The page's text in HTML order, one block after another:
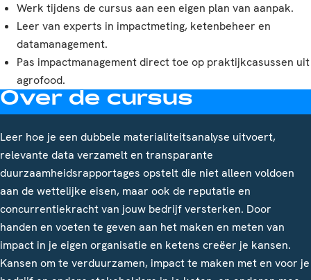
Werk tijdens de cursus aan een eigen plan van aanpak.
Leer van experts in impactmeting, ketenbeheer en
datamanagement.
Pas impactmanagement direct toe op praktijkcasussen uit
agrofood.
Over de cursus
Leer hoe je een dubbele materialiteitsanalyse uitvoert,
relevante data verzamelt en transparante
duurzaamheidsrapportages opstelt die niet alleen voldoen
aan de wettelijke eisen, maar ook de reputatie en
concurrentiekracht van jouw bedrijf versterken. Door
handen en voeten te geven aan het maken en meten van
impact in je eigen organisatie en ketens creëer je kansen.
Kansen om te verduurzamen, impact te maken met en voor je